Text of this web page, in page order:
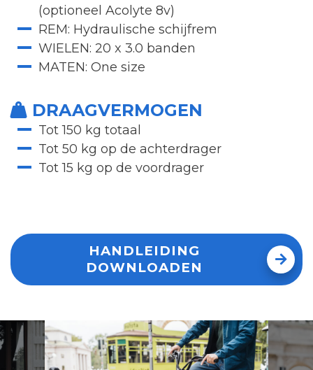
(optioneel Acolyte 8v)
REM: Hydraulische schijfrem
WIELEN: 20 x 3.0 banden
MATEN: One size
DRAAGVERMOGEN
Tot 150 kg totaal
Tot 50 kg op de achterdrager
Tot 15 kg op de voordrager
HANDLEIDING
DOWNLOADEN